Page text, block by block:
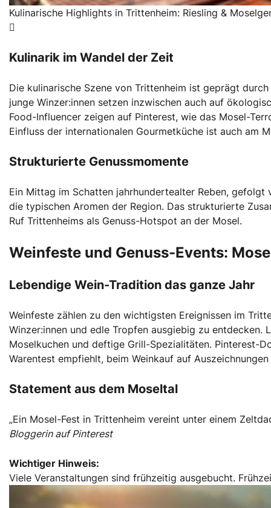
Kulinarische Highlights in Trittenheim: Riesling &
Kulinarik im Wandel der Zeit
Die kulinarische Szene von Trittenheim ist geprägt
junge Winzer:innen setzen inzwischen auch auf
Food-Influencer zeigen auf Pinterest, wie das Mosel-
Einfluss der internationalen Gourmetküche ist auch am
Strukturierte Genussmomente
Ein Mittag im Schatten jahrhundertealter Reben,
die typischen Aromen der Region. Das strukturierte
Ruf Trittenheims als Genuss-Hotspot an der Mosel.
Weinfeste und Genuss-Events:
Lebendige Wein-Tradition das ganze Jahr
Weinfeste zählen zu den wichtigsten Ereignissen im
Winzer:innen und edle Tropfen ausgiebig zu
Moselkuchen und deftige Grill-Spezialitäten. Pinterest-
Warentest empfiehlt, beim Weinkauf auf
Statement aus dem Moseltal
„Ein Mosel-Fest in Trittenheim vereint unter einem
Bloggerin auf Pinterest
Wichtiger Hinweis:
Viele Veranstaltungen sind frühzeitig ausgebucht.